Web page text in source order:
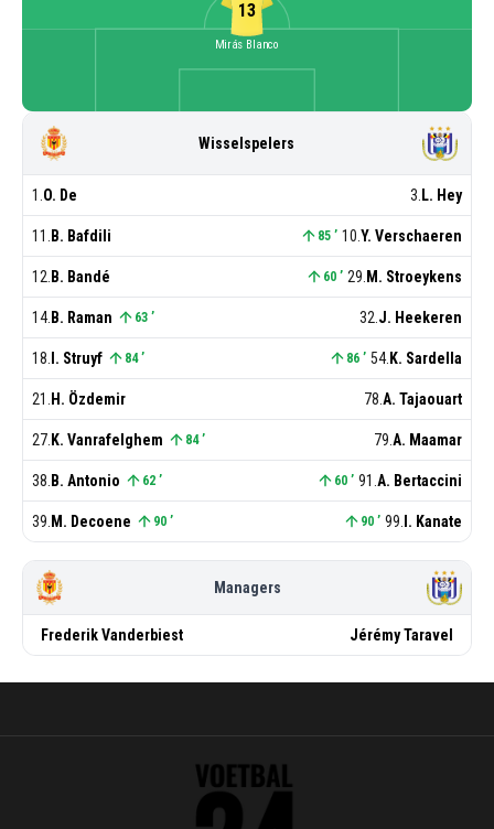
13
Mirás Blanco
Wisselspelers
1 .O. De 3. L. Hey
11 . B. Bafdili 85 ’ 10.Y. Verschaeren
12. B. Bandé 60 ’ 29. M. Stroeykens
14. B. Raman 63 ’ 32.J. Heekeren
18. I. Struyf 84 ’ 86 ’ 54. K. Sardella
21 . H. Özdemir 78.A. Tajaouart
27. K. Vanrafelghem 84 ’ 79.A. Maamar
38. B. Antonio 62 ’ 60 ’ 91 .A. Bertaccini
39. M. Decoene 90 ’ 90 ’ 99. I. Kanate
Managers
FrederikVanderbiest JérémyTaravel